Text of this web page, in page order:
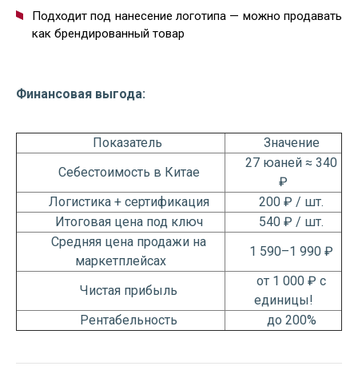
Подходит под нанесение логотипа — можно продавать
как брендированный товар
Финансовая выгода:
Показатель
Значение
Себестоимость в Китае
27 юаней ≈ 340
₽
Логистика + сертификация
200 ₽ / шт.
Итоговая цена под ключ
540 ₽ / шт.
Средняя цена продажи на
маркетплейсах
1 590–1 990 ₽
Чистая прибыль
от 1 000 ₽ с
единицы!
Рентабельность
до 200%